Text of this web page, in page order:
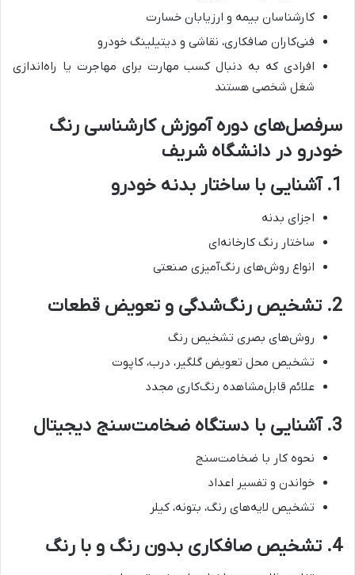
کارشناسان بیمه و ارزیابان خسارت
فنی‌کاران صافکاری، نقاشی و دیتیلینگ خودرو
افرادی که به دنبال کسب مهارت برای مهاجرت یا راه‌اندازی
شغل شخصی هستند
سرفصل‌های دوره آموزش کارشناسی رنگ
خودرو در دانشگاه شریف
1. آشنایی با ساختار بدنه خودرو
اجزای بدنه
ساختار رنگ کارخانه‌ای
انواع روش‌های رنگ‌آمیزی صنعتی
2. تشخیص رنگ‌شدگی و تعویض قطعات
روش‌های بصری تشخیص رنگ
تشخیص محل تعویض گلگیر، درب، کاپوت
علائم قابل‌مشاهده رنگ‌کاری مجدد
3. آشنایی با دستگاه ضخامت‌سنج دیجیتال
نحوه کار با ضخامت‌سنج
خواندن و تفسیر اعداد
تشخیص لایه‌های رنگ، بتونه، کیلر
4. تشخیص صافکاری بدون رنگ و با رنگ